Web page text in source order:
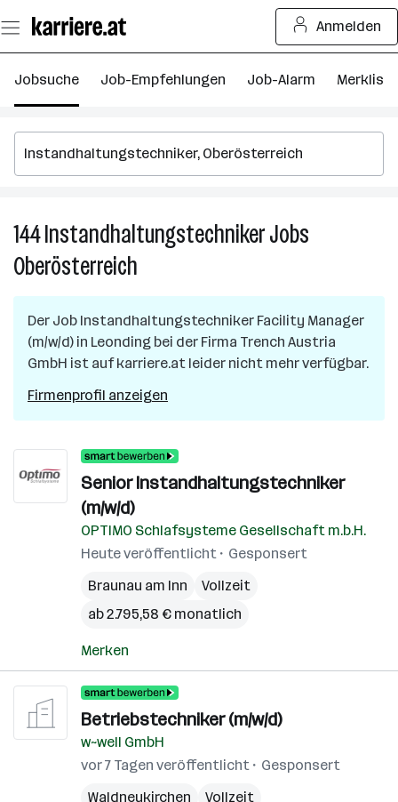
Seiteninhalt
springen
Anmelden
Jobsuche Job-Empfehlungen Job-Alarm Merkliste
144InstandhaltungstechnikerJobs
Oberösterreich
Der Job Instandhaltungstechniker Facility Manager
(m/w/d) in Leonding bei der Firma Trench Austria
GmbH ist auf karriere.at leider nicht mehr verfügbar.
Firmenprofil anzeigen
Senior Instandhaltungstechniker
(m/w/d)
OPTIMO Schlafsysteme Gesellschaft m.b.H.
Heute veröffentlicht
Gesponsert
Braunau am Inn
Vollzeit
ab 2.795,58 € monatlich
Merken
Betriebstechniker (m/w/d)
w~well GmbH
vor 7 Tagen veröffentlicht
Gesponsert
Waldneukirchen
Vollzeit